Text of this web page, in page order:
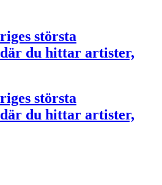
största
du hittar artister,
största
du hittar artister,